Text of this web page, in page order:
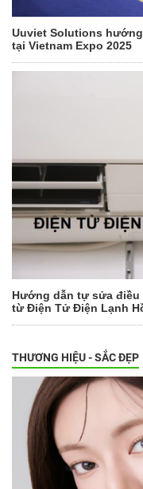
Uuviet Solutions
tại Vietnam Expo 2025
Hướng dẫn tự sửa
từ Điện Tử Điện Lạnh
THƯƠNG HIỆU - SẮC ĐẸP